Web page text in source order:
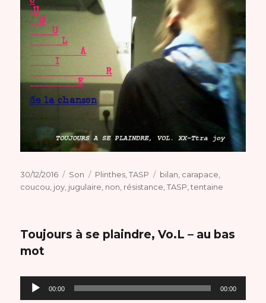
Publié
le
30/12/2016 Format
Son Catégories
Plinthes ,TASP Étiquettes
bilan carapace
coucou joy jugulaire non résistance ,TASP ,tentaine
Toujours à se plaindre, Vo.L – au bas
mot
Lecteur
audio
00:00 00:00